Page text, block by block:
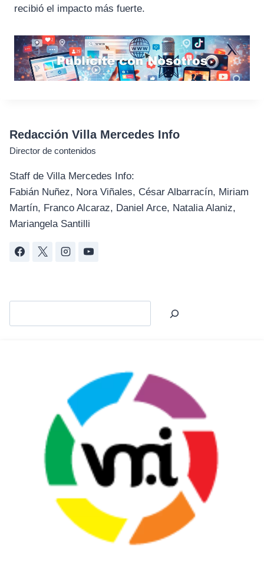
recibió el impacto más fuerte.
Redacción Villa Mercedes Info
Director de contenidos
Staff de Villa Mercedes Info:
Fabián Nuñez, Nora Viñales, César Albarracín, Miriam
Martín, Franco Alcaraz, Daniel Arce, Natalia Alaniz,
Mariangela Santilli